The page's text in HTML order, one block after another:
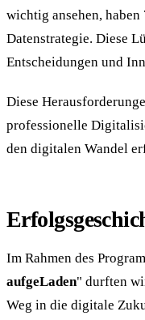
wichtig ansehen,
Datenstrategie. Diese
Entscheidungen und
Diese
professionelle
den digitalen Wandel
Im Rahmen des
aufgeLaden" durften
Weg in die digitale